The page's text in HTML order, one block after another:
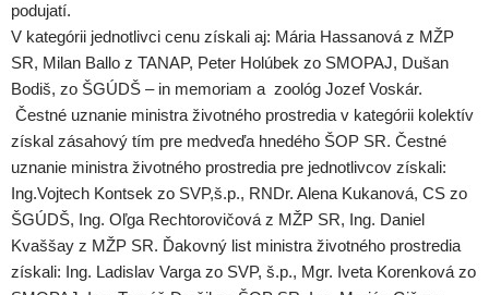
podujatí.
V kategórii jednotlivci cenu získali aj: Mária Hassanová z MŽP
SR, Milan Ballo z TANAP, Peter Holúbek zo SMOPAJ, Dušan
Bodiš, zo ŠGÚDŠ – in memoriam a zoológ Jozef Voskár.
Čestné uznanie ministra životného prostredia v kategórii kolektív
získal zásahový tím pre medveďa hnedého ŠOP SR. Čestné
uznanie ministra životného prostredia pre jednotlivcov získali:
Ing.Vojtech Kontsek zo SVP,š.p., RNDr. Alena Kukanová, CS zo
ŠGÚDŠ, Ing. Oľga Rechtorovičová z MŽP SR, Ing. Daniel
Kvaššay z MŽP SR. Ďakovný list ministra životného prostredia
získali: Ing. Ladislav Varga zo SVP, š.p., Mgr. Iveta Korenková zo